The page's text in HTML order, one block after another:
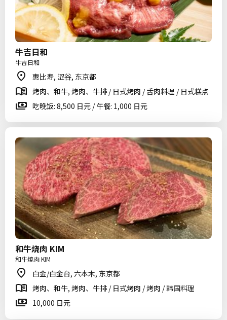
牛吉日和
牛吉日和
惠比寿, 涩谷, 东京都
烤肉、和牛, 烤肉、牛排 / 日式烤肉 / 舌肉料理 / 日式糕点
吃晚饭: 8,500 日元 / 午餐: 1,000 日元
和牛烧肉 KIM
和牛焼肉 KIM
白金/白金台, 六本木, 东京都
烤肉、和牛, 烤肉、牛排 / 日式烤肉 / 烤肉 / 韩国料理
10,000 日元